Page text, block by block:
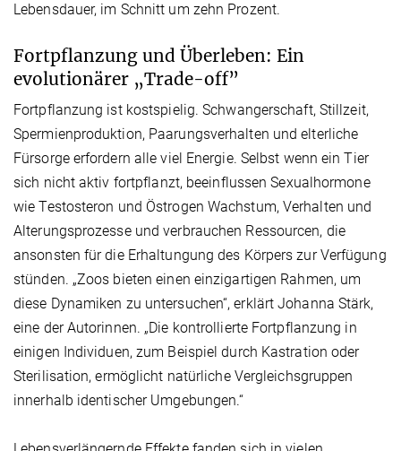
Lebensdauer, im Schnitt um zehn Prozent.
Fortpflanzung und Überleben: Ein
evolutionärer „Trade-off”
Fortpflanzung ist kostspielig. Schwangerschaft, Stillzeit,
Spermienproduktion, Paarungsverhalten und elterliche
Fürsorge erfordern alle viel Energie. Selbst wenn ein Tier
sich nicht aktiv fortpflanzt, beeinflussen Sexualhormone
wie Testosteron und Östrogen Wachstum, Verhalten und
Alterungsprozesse und verbrauchen Ressourcen, die
ansonsten für die Erhaltungung des Körpers zur Verfügung
stünden. „Zoos bieten einen einzigartigen Rahmen, um
diese Dynamiken zu untersuchen“, erklärt Johanna Stärk,
eine der Autorinnen. „Die kontrollierte Fortpflanzung in
einigen Individuen, zum Beispiel durch Kastration oder
Sterilisation, ermöglicht natürliche Vergleichsgruppen
innerhalb identischer Umgebungen.“